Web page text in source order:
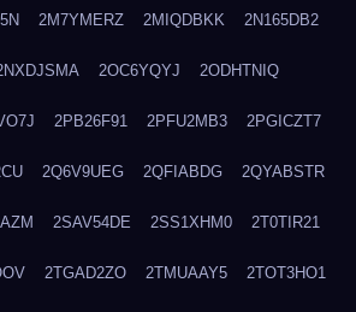
2M7YMERZ 2MIQDBKK 2N165DB2
2OC6YQYJ 2ODHTNIQ
2PB26F91 2PFU2MB3 2PGICZT7
2Q6V9UEG 2QFIABDG 2QYABSTR
2SAV54DE 2SS1XHM0 2T0TIR21
2TGAD2ZO 2TMUAAY5 2TOT3HO1